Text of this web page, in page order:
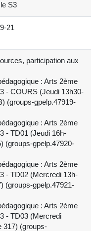
S3
21
participation aux
: Arts 2ème
- COURS (Jeudi 13h30-
(groups-gpelp.47919-
: Arts 2ème
- TD01 (Jeudi 16h-
(groups-gpelp.47920-
: Arts 2ème
- TD02 (Mercredi 13h-
(groups-gpelp.47921-
: Arts 2ème
- TD03 (Mercredi
317) (groups-